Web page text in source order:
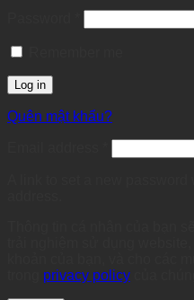
Log in
Quên mật khẩu?
privacy policy